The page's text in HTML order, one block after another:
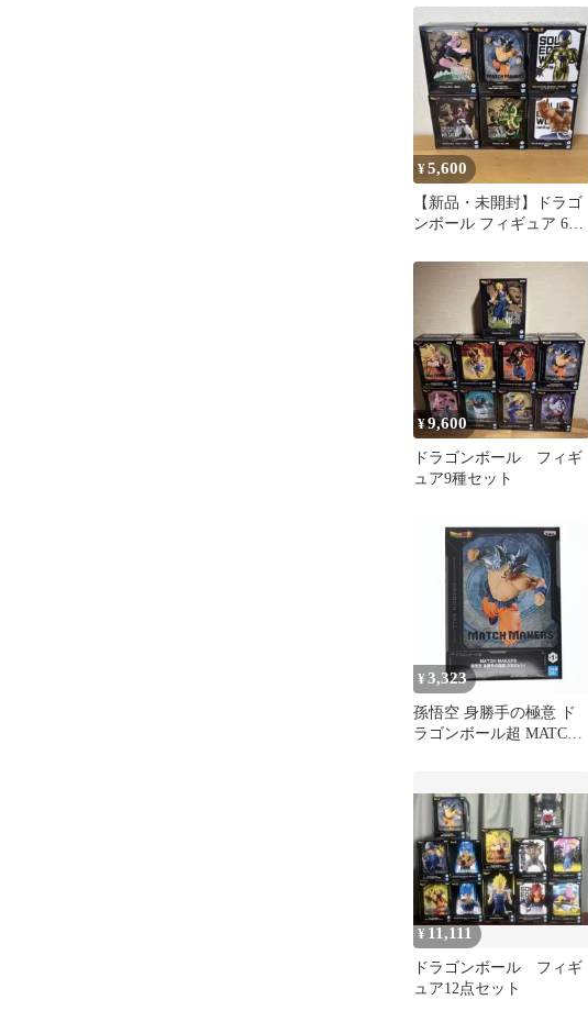
(VS孫悟空 身勝手の極意)
¥5,600
【新品・未開封】ドラゴ
ンボール フィギュア 6種
¥9,600
ドラゴンボール フィギ
ュア9種セット
¥3,323
孫悟空 身勝手の極意 ド
ラゴンボール超 MATCH
ュア プライズ(2785224)
バンプレスト
¥ 11,111
ドラゴンボール フィギ
ュア12点セット